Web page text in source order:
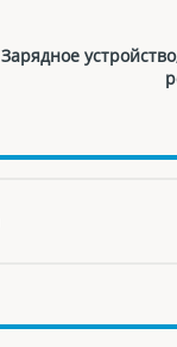
Зарядное